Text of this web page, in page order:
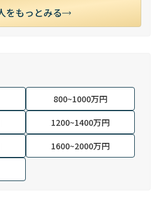
をもっとみる
800~1000万円
1200~1400万円
1600~2000万円